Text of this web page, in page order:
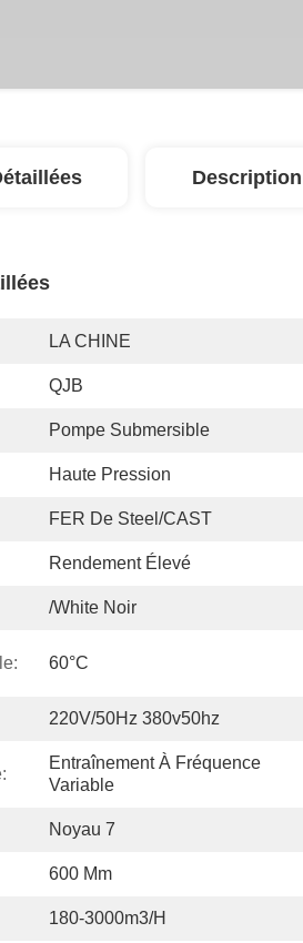
LA CHINE
QJB
Pompe Submersible
Haute Pression
FER De Steel/CAST
Rendement Élevé
/white Noir
60°C
220V/50Hz 380v50hz
Entraînement À Fréquence
Variable
Noyau 7
600 Mm
180-3000m3/h